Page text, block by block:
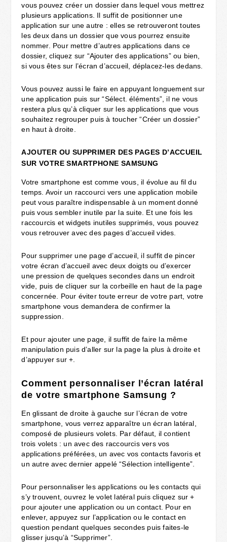
vous pouvez créer un dossier dans lequel vous mettrez
plusieurs applications. Il suffit de positionner une
application sur une autre : elles se retrouveront toutes
les deux dans un dossier que vous pourrez ensuite
nommer. Pour mettre d’autres applications dans ce
dossier, cliquez sur “Ajouter des applications” ou bien,
si vous êtes sur l’écran d’accueil, déplacez-les dedans.
Vous pouvez aussi le faire en appuyant longuement sur
une application puis sur “Sélect. éléments”, il ne vous
restera plus qu’à cliquer sur les applications que vous
souhaitez regrouper puis à toucher “Créer un dossier”
en haut à droite.
AJOUTER OU SUPPRIMER DES PAGES D’ACCUEIL
SUR VOTRE SMARTPHONE SAMSUNG
Votre smartphone est comme vous, il évolue au fil du
temps. Avoir un raccourci vers une application mobile
peut vous paraître indispensable à un moment donné
puis vous sembler inutile par la suite. Et une fois les
raccourcis et widgets inutiles supprimés, vous pouvez
vous retrouver avec des pages d’accueil vides.
Pour supprimer une page d’accueil, il suffit de pincer
votre écran d’accueil avec deux doigts ou d’exercer
une pression de quelques secondes dans un endroit
vide, puis de cliquer sur la corbeille en haut de la page
concernée. Pour éviter toute erreur de votre part, votre
smartphone vous demandera de confirmer la
suppression.
Et pour ajouter une page, il suffit de faire la même
manipulation puis d’aller sur la page la plus à droite et
d’appuyer sur +.
Comment personnaliser l’écran latéral
de votre smartphone Samsung ?
En glissant de droite à gauche sur l’écran de votre
smartphone, vous verrez apparaître un écran latéral,
composé de plusieurs volets. Par défaut, il contient
trois volets : un avec des raccourcis vers vos
applications préférées, un avec vos contacts favoris et
un autre avec dernier appelé “Sélection intelligente”.
Pour personnaliser les applications ou les contacts qui
s’y trouvent, ouvrez le volet latéral puis cliquez sur +
pour ajouter une application ou un contact. Pour en
enlever, appuyez sur l’application ou le contact en
question pendant quelques secondes puis faites-le
glisser jusqu’à “Supprimer”.